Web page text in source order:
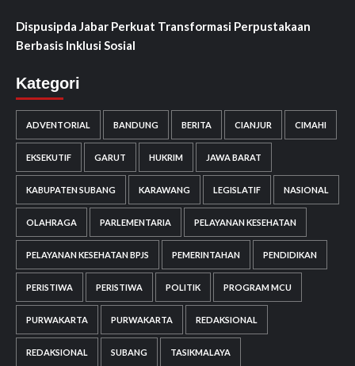
Dispusipda Jabar Perkuat Transformasi Perpustakaan
Berbasis Inklusi Sosial
Kategori
ADVENTORIAL BANDUNG BERITA CIANJUR CIMAHI
EKSEKUTIF GARUT HUKRIM JAWA BARAT
KABUPATEN SUBANG KARAWANG LEGISLATIF NASIONAL
OLAHRAGA PARLEMENTARIA PELAYANAN KESEHATAN
PELAYANAN KESEHATAN BPJS PEMERINTAHAN PENDIDIKAN
PERISTIWA PERISTIWA POLITIK PROGRAM MCU
PURWAKARTA PURWAKARTA REDAKSIONAL
REDAKSIONAL SUBANG TASIKMALAYA